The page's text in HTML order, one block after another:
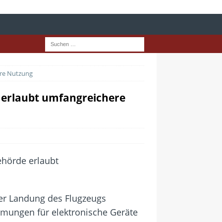
Nutzung
erlaubt umfangreichere
Landung des Flugzeugs
für elektronische Geräte